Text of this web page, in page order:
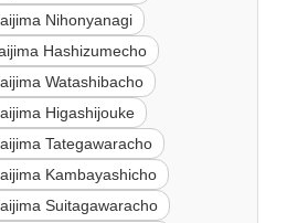
Nihonyanagi
Hashizumecho
Watashibacho
Higashijouke
Tategawaracho
Kambayashicho
Suitagawaracho